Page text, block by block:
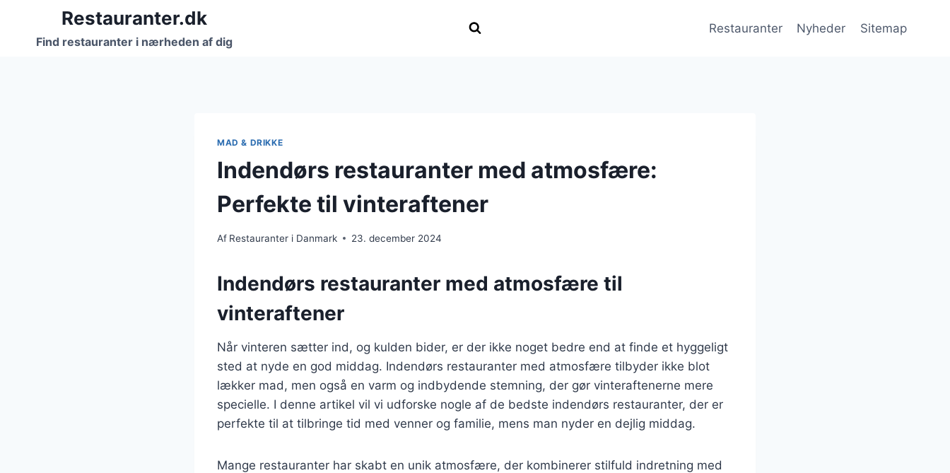
indhold
Restauranter.dk
Find restauranter i nærheden af dig
Restauranter Nyheder Sitemap
MAD & DRIKKE
Indendørs restauranter med atmosfære:
Perfekte til vinteraftener
Af Restauranter i Danmark 23. december 2024
Indendørs restauranter med atmosfære til
vinteraftener
Når vinteren sætter ind, og kulden bider, er der ikke noget bedre end at finde et hyggeligt
sted at nyde en god middag. Indendørs restauranter med atmosfære tilbyder ikke blot
lækker mad, men også en varm og indbydende stemning, der gør vinteraftenerne mere
specielle. I denne artikel vil vi udforske nogle af de bedste indendørs restauranter, der er
perfekte til at tilbringe tid med venner og familie, mens man nyder en dejlig middag.
Mange restauranter har skabt en unik atmosfære, der kombinerer stilfuld indretning med